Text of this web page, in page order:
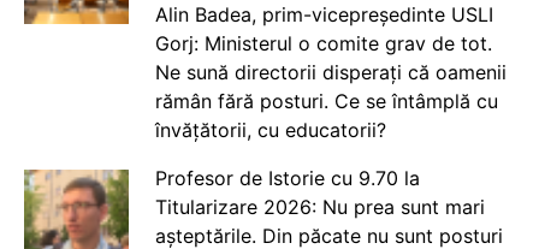
Alin Badea, prim-vicepreședinte USLI
Gorj: Ministerul o comite grav de tot.
Ne sună directorii disperați că oamenii
rămân fără posturi. Ce se întâmplă cu
învățătorii, cu educatorii?
Profesor de Istorie cu 9.70 la
Titularizare 2026: Nu prea sunt mari
așteptările. Din păcate nu sunt posturi